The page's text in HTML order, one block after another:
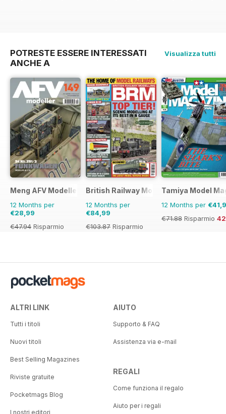
POTRESTE ESSERE INTERESSATI
ANCHE A
Visualizza tutti
Meng AFV Modeller
12 Months per
€28,99
€47.94 Risparmio
British Railway Modelling (BRM)
12 Months per
€84,99
€103.87 Risparmio
Tamiya Model
12 Months per
€71.88 Risparmio
ALTRI LINK
Tutti i titoli
Nuovi titoli
Best Selling Magazines
Riviste gratuite
Pocketmags Blog
I nostri editori
AIUTO
Supporto & FAQ
Assistenza via e-mail
REGALI
Come funziona il regalo
Aiuto per i regali